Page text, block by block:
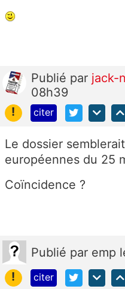
Publié par jack-
08h39
!
citer
Le dossier
européennes du 25
Coïncidence ?
Publié par emp
!
citer